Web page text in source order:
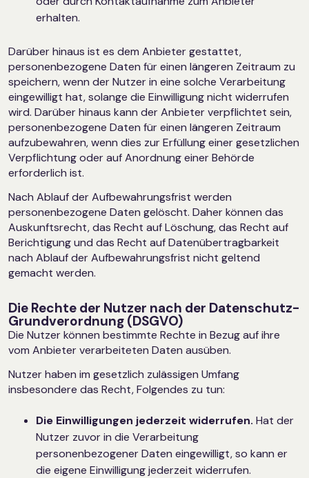
erhalten.
Darüber hinaus ist es dem Anbieter gestattet,
personenbezogene Daten für einen längeren Zeitraum zu
speichern, wenn der Nutzer in eine solche Verarbeitung
eingewilligt hat, solange die Einwilligung nicht widerrufen
wird. Darüber hinaus kann der Anbieter verpflichtet sein,
personenbezogene Daten für einen längeren Zeitraum
aufzubewahren, wenn dies zur Erfüllung einer gesetzlichen
Verpflichtung oder auf Anordnung einer Behörde
erforderlich ist.
Nach Ablauf der Aufbewahrungsfrist werden
personenbezogene Daten gelöscht. Daher können das
Auskunftsrecht, das Recht auf Löschung, das Recht auf
Berichtigung und das Recht auf Datenübertragbarkeit
nach Ablauf der Aufbewahrungsfrist nicht geltend
gemacht werden.
Die Rechte der Nutzer nach der Datenschutz-
Grundverordnung (DSGVO)
Die Nutzer können bestimmte Rechte in Bezug auf ihre
vom Anbieter verarbeiteten Daten ausüben.
Nutzer haben im gesetzlich zulässigen Umfang
insbesondere das Recht, Folgendes zu tun:
Die Einwilligungen jederzeit widerrufen. Hat der
Nutzer zuvor in die Verarbeitung
personenbezogener Daten eingewilligt, so kann er
die eigene Einwilligung jederzeit widerrufen.